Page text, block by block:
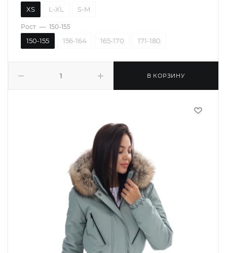
В КОРЗИНУ
XS L-XL S-M
Рост — 150-155
150-155 156-164 165-170 171-180